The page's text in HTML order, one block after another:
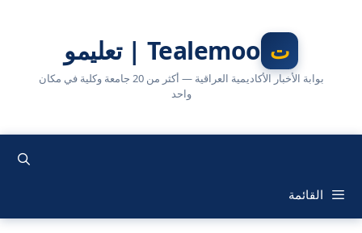
Tealemoo | تعليمو
بوابة الأخبار الأكاديمية العراقية — أكثر من 20 جامعة وكلية في مكان
واحد
القائمة